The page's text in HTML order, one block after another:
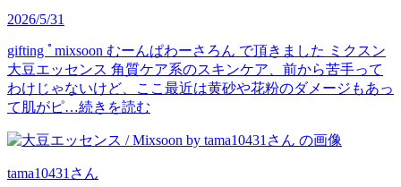
2026/5/31
gifting ﾟmixsoon むーんぱわーさろん で頂きました ミクスン
大豆エッセンス 角質ケア系のスキンケア、前から苦手って
わけじゃないけど、ここ最近は黄砂や花粉のダメージもあっ
て肌がピ…続きを読む
tama10431 さん